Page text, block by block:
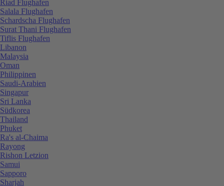
Riad Flughafen
Salala Flughafen
Schardscha Flughafen
Surat Thani Flughafen
Tiflis Flughafen
Libanon
Malaysia
Oman
Philippinen
Saudi-Arabien
Singapur
Sri Lanka
Südkorea
Thailand
Phuket
Ra's al-Chaima
Rayong
Rishon Letzion
Samui
Sapporo
Sharjah